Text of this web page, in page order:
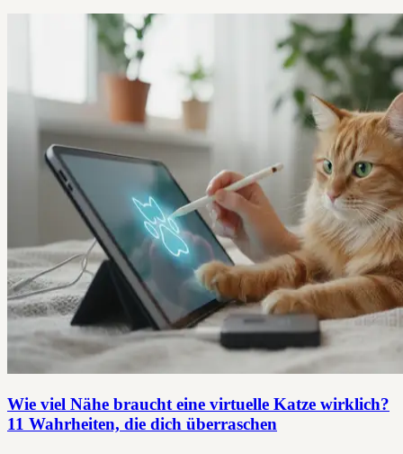
Wie viel Nähe braucht eine virtuelle Katze wirklich?
11 Wahrheiten, die dich überraschen